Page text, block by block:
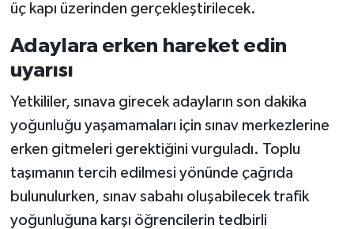
üç kapı üzerinden gerçekleştirilecek.
Adaylara erken hareket edin
uyarısı
Yetkililer, sınava girecek adayların son dakika
yoğunluğu yaşamamaları için sınav merkezlerine
erken gitmeleri gerektiğini vurguladı. Toplu
taşımanın tercih edilmesi yönünde çağrıda
bulunulurken, sınav sabahı oluşabilecek trafik
yoğunluğuna karşı öğrencilerin tedbirli